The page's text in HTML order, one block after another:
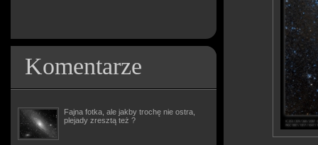
Komentarze
Fajna fotka, ale jakby trochę nie ostra,
plejady zresztą też ?